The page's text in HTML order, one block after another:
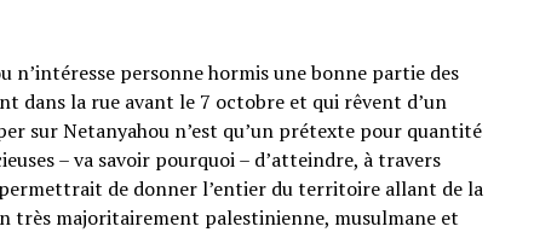
n’intéresse personne hormis une bonne partie des
dans la rue avant le 7 octobre et qui rêvent d’un
sur Netanyahou n’est qu’un prétexte pour quantité
– va savoir pourquoi – d’atteindre, à travers
de donner l’entier du territoire allant de la
très majoritairement palestinienne, musulmane et